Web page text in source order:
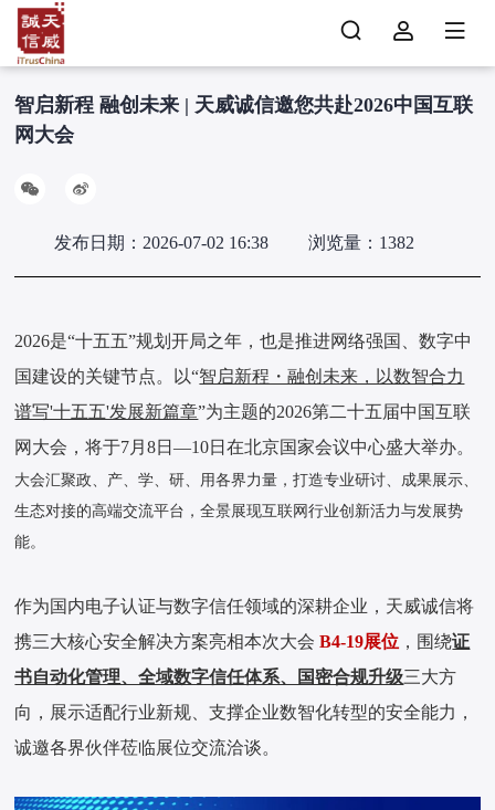
智启新程 融创未来 | 天威诚信邀您共赴2026中国互联
网大会
发布日期：2026-07-02 16:38 浏览量：1382
2026是“十五五”规划开局之年，也是推进网络强国、数字中
国建设的关键节点。以“智启新程・融创未来，以数智合力
谱写'十五五'发展新篇章”为主题的2026第二十五届中国互联
网大会，将于7月8日—10日在北京国家会议中心盛大举办。
大会汇聚政、产、学、研、用各界力量，打造专业研讨、成果展示、
生态对接的高端交流平台，全景展现互联网行业创新活力与发展势
能。
作为国内电子认证与数字信任领域的深耕企业，天威诚信将
携三大核心安全解决方案亮相本次大会B4-19展位 ，围绕证
书自动化管理、全域数字信任体系、国密合规升级三大方
向，展示适配行业新规、支撑企业数智化转型的安全能力，
诚邀各界伙伴莅临展位交流洽谈。